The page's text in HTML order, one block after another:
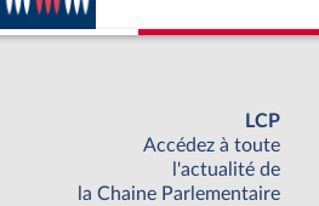
LCP
Accédez à toute
l'actualité de
la Chaine Parlementaire